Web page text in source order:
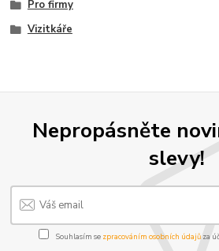
Pro firmy
Vizitkáře
Nepropásněte
slevy!
Souhlasím se zpracováním osobních údajůza